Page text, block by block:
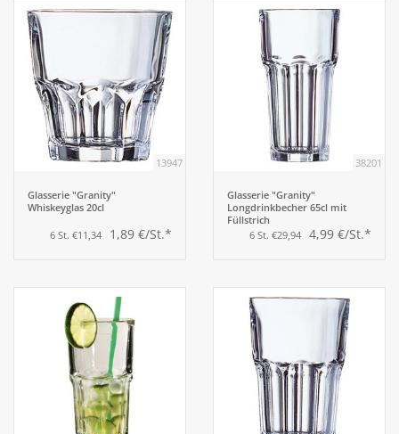
Einrichtung
Berufsbekleidung
Küche
13947
Glasserie "Granity"
Whiskeyglas 20cl
6 St. €11,34 1,89 €/St.*
38201
Glasserie "Granity"
Longdrinkbecher 65cl mit
Füllstrich
6 St. €29,94 4,99 €/St.*